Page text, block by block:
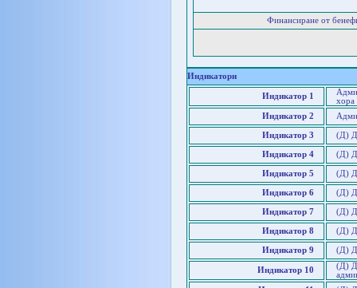
Финансиране от
Индикатори
Индикатор 1
хора
Индикатор 2
Индикатор 3 (Д)
Индикатор 4 (Д)
Индикатор 5 (Д)
Индикатор 6 (Д)
Индикатор 7 (Д)
Индикатор 8 (Д)
Индикатор 9 (Д)
Индикатор 10
(Д)